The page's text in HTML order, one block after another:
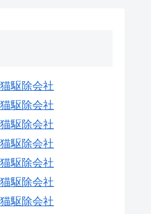
駆除会社
駆除会社
駆除会社
駆除会社
駆除会社
駆除会社
駆除会社